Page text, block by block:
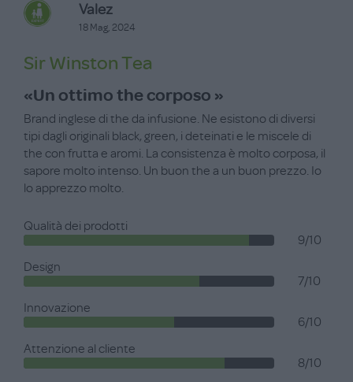
Valez
18 Mag, 2024
Sir Winston Tea
«Un ottimo the corposo »
Brand inglese di the da infusione. Ne esistono di diversi
tipi dagli originali black, green, i deteinati e le miscele di
the con frutta e aromi. La consistenza è molto corposa, il
sapore molto intenso. Un buon the a un buon prezzo. Io
lo apprezzo molto.
Qualità dei prodotti
9/10
Design
7/10
Innovazione
6/10
Attenzione al cliente
8/10